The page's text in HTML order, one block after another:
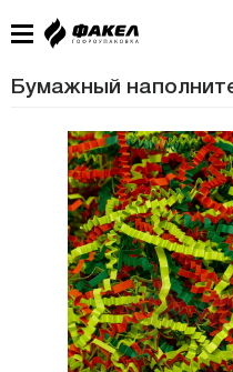
ГЛАВНАЯ
ПРИМЕНЕНИЕ
КАТАЛОГ
ПРОИЗВОДСТВО
ЖУРНАЛ УПАКОВЩИКА
КОНТАКТЫ
Бумажный